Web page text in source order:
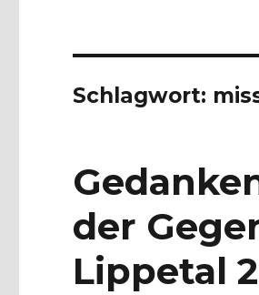
Schlagwort:
der
Lippetal